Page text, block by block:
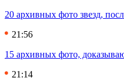
20 архивных фото звезд,
21:56
15 архивных фото,
21:14